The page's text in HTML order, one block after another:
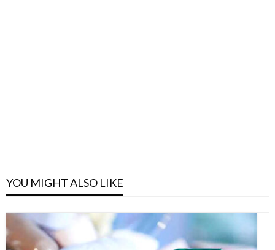
YOU MIGHT ALSO LIKE